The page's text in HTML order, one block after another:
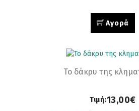
Αγορά
Το δάκρυ της
Τιμή:13,00€